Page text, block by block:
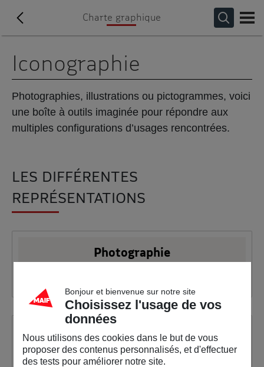
Charte graphique
Iconographie
Photographies, illustrations ou pictogrammes, voici
une boîte à outils imaginée pour répondre aux
multiples configurations d’usages rencontrées.
LES DIFFÉRENTES
REPRÉSENTATIONS
Photographie
Pictogramme polychrome
Consultez
Bonjour et bienvenue sur notre site
Choisissez l'usage de vos
données
Nous utilisons des cookies dans le but de vous
proposer des contenus personnalisés, et d'effectuer
des tests pour améliorer notre site.